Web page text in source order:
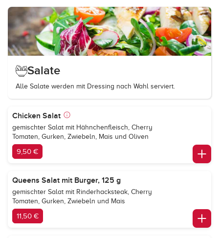
Salate
Alle Salate werden mit Dressing nach Wahl serviert.
Chicken Salat
gemischter Salat mit Hähnchenfleisch, Cherry
Tomaten, Gurken, Zwiebeln, Mais und Oliven
9,50 €
Queens Salat mit Burger, 125 g
gemischter Salat mit Rinderhacksteak, Cherry
Tomaten, Gurken, Zwiebeln und Mais
11,50 €